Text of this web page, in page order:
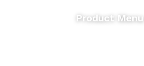
Product Menu